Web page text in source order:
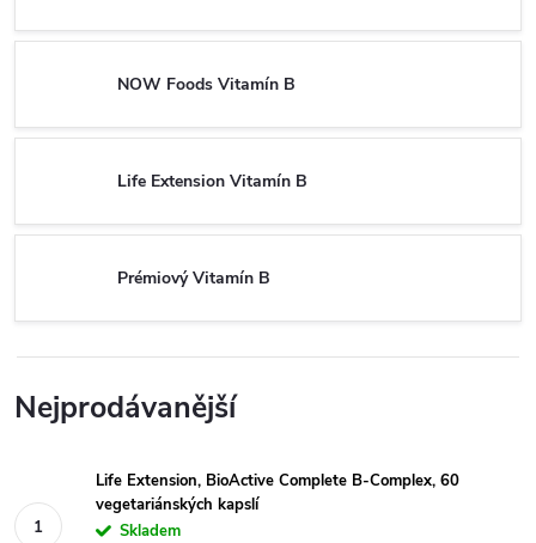
NOW Foods Vitamín B
Life Extension Vitamín B
Prémiový Vitamín B
Nejprodávanější
Life Extension, BioActive Complete B-Complex, 60
vegetariánských kapslí
Skladem